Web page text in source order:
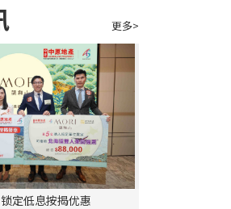
更多>
锁定低息按揭优惠